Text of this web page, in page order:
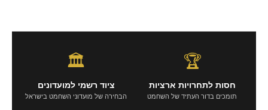
🏆
חסות לתחרויות ארציות
תומכים בדור העתיד של השחמט
🏛️
ציוד רשמי למועדונים
הבחירה של מועדוני השחמט בישראל